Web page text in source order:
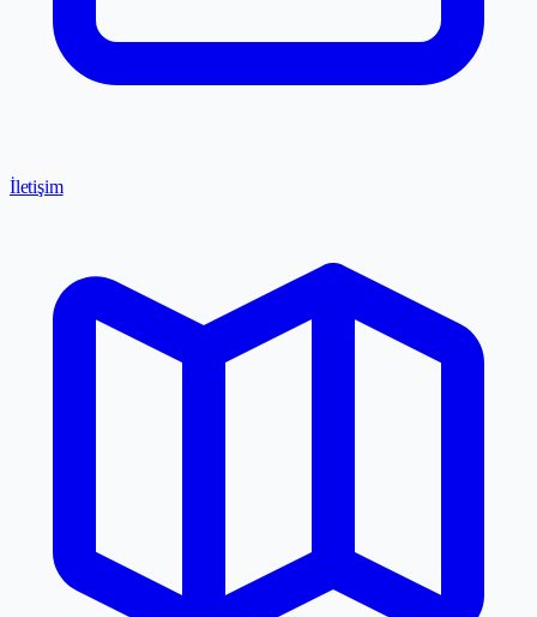
İletişim